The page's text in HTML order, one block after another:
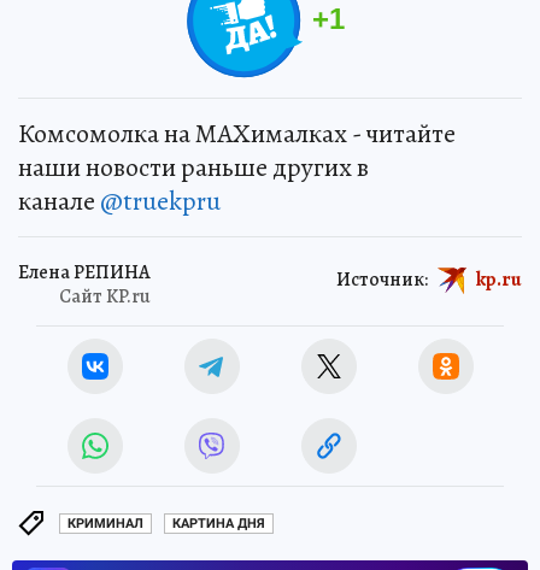
+1
Комсомолка на MAXималках - читайте
наши новости раньше других в
канале @truekpru
Елена РЕПИНА
Сайт KP.ru
Источник: kp.ru
КРИМИНАЛ КАРТИНА ДНЯ